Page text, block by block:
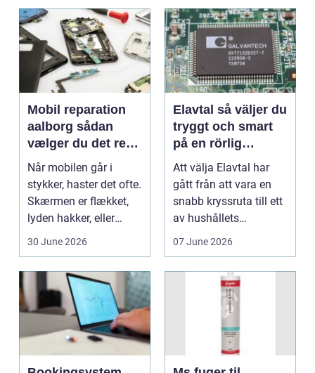
Mobil reparation
aalborg sådan
vælger du det rette
værksted
Når mobilen går i
stykker, haster det ofte.
Skærmen er flækket,
lyden hakker, eller
batteriet løber ...
30 June 2026
Elavtal så väljer du
tryggt och smart
på en rörlig
elmarknad
Att välja Elavtal har
gått från att vara en
snabb kryssruta till ett
av hushållets
viktigaste ekonom...
07 June 2026